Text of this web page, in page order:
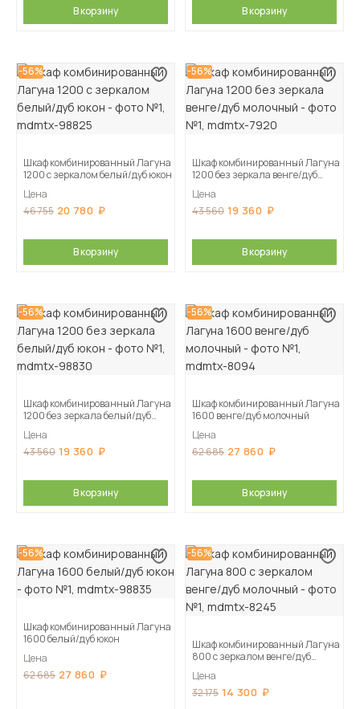
В корзину В корзину
-56%
Шкаф комбинированный Лагуна
1200 с зеркалом белый/дуб юкон
Цена
46 755 20 780
В корзину
-56%
Шкаф комбинированный Лагуна
1200 без зеркала венге/дуб
Цена
43 560 19 360
В корзину
-56%
Шкаф комбинированный Лагуна
1200 без зеркала белый/дуб
Цена
43 560 19 360
В корзину
-56%
Шкаф комбинированный Лагуна
1600 венге/дуб молочный
Цена
62 685 27 860
В корзину
-56%
Шкаф комбинированный Лагуна
1600 белый/дуб юкон
Цена
62 685 27 860
-56%
Шкаф комбинированный Лагуна
800 с зеркалом венге/дуб
Цена
32 175 14 300